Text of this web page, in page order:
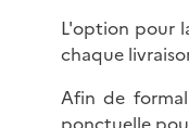
L'option pour
chaque
Afin de